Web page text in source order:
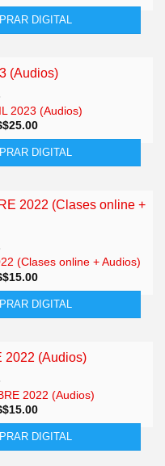
actual
es:
US$25.00.
DIGITAL
2023 (Audios)
25.00El
actual
es:
US$25.00.
DIGITAL
(Clases online + Audios)
15.00El
actual
es:
US$15.00.
DIGITAL
2022 (Audios)
15.00El
actual
es:
US$15.00.
DIGITAL